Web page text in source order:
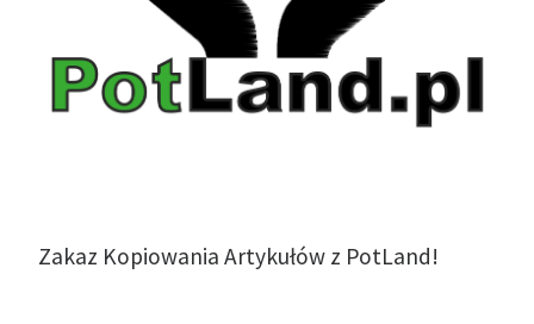
Zakaz Kopiowania Artykułów z PotLand!